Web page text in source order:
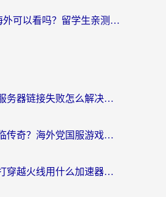
央视影音VIP海外可以看吗？留学生亲测有效的回国加速器选择指南
女神星球海外服务器链接失败怎么解决？海外党国服游戏加速避坑指南
日本怎么玩君临传奇？海外党国服游戏加速避坑指南（附菲律宾欧洲玩家实测）
海外党必看：打穿越火线用什么加速器？解决延迟卡顿，还能玩奇妙拼图世界和第五人格